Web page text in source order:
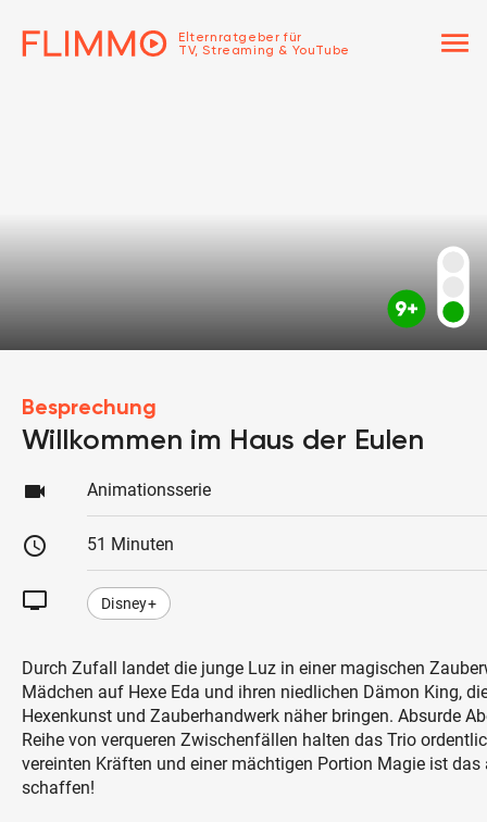
Elternratgeber für
TV, Streaming & YouTube
menu
Besprechung
Willkommen im Haus der Eulen
videocam Animationsserie
schedule 51 Minuten
tv Disney+
Durch Zufall landet die junge Luz in einer magischen
Mädchen auf Hexe Eda und ihren niedlichen Dämon King,
Hexenkunst und Zauberhandwerk näher bringen. Absurde
Reihe von verqueren Zwischenfällen halten das Trio
vereinten Kräften und einer mächtigen Portion Magie ist das
schaffen!